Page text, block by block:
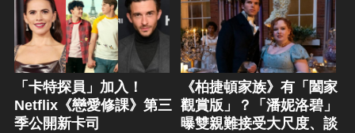
「卡特探員」加入！
Netflix《戀愛修課》第三
季公開新卡司
《柏捷頓家族》有「闔家
觀賞版」？「潘妮洛碧」
曝雙親難接受大尺度、談